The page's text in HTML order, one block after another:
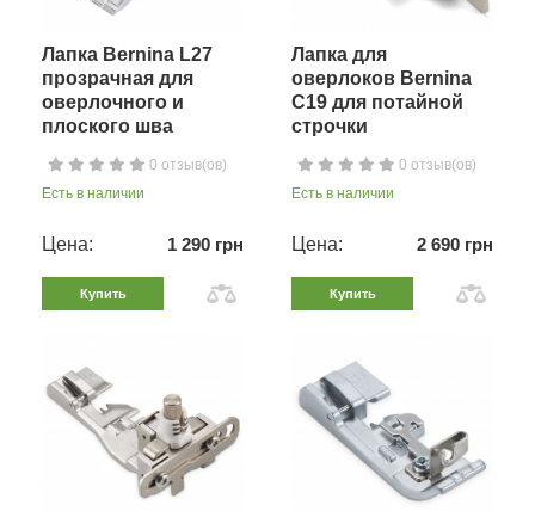
Лапка Bernina L27
прозрачная для
оверлочного и
плоского шва
0 отзыв(ов)
Есть в наличии
Цена: 1 290 грн
Купить
Лапка для
оверлоков Bernina
C19 для потайной
строчки
0 отзыв(ов)
Есть в наличии
Цена: 2 690 грн
Купить